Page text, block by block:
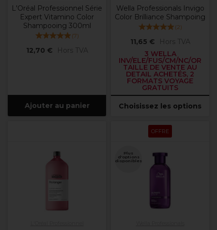
L'Oréal Professionnel Série
Expert Vitamino Color
Shampooing 300ml
(7)
12,70 € Hors TVA
Ajouter au panier
Wella Professionals Invigo
Color Brilliance Shampoing
(2)
11,65 €
Hors TVA
3 WELLA
INV/ELE/FUS/CM/NC/OR
TAILLE DE VENTE AU
DETAIL ACHETÉS, 2
FORMATS VOYAGE
GRATUITS
Choisissez les options
OFFRE
Plus
d'options
disponibles